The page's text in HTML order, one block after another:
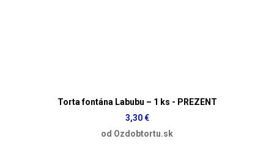
Torta fontána Labubu – 1 ks - PREZENT
3,30 €
od Ozdobtortu.sk